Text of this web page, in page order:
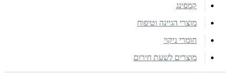
קמפינג
מוצרי הגיינה וטיפוח
חומרי ניקוי
מוצרים לשעת חירום